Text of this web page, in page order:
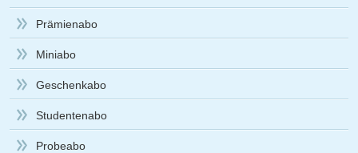
Prämienabo
Miniabo
Geschenkabo
Studentenabo
Probeabo